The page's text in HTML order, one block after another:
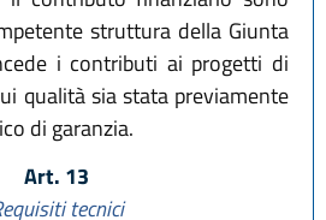
struttura della Giunta
i contributi ai progetti di
qualità sia stata previamente
di garanzia.
Art. 13
tecnici